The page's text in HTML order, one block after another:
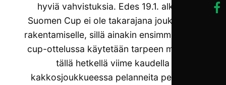
hyviä vahvistuksia. Edes 19.1. alkava
Suomen Cup ei ole takarajana joukkueen
rakentamiselle, sillä ainakin ensimmäisessä
cup-ottelussa käytetään tarpeen mukaan
tällä hetkellä viime kaudella
kakkosjoukkueessa pelanneita pelaajia,